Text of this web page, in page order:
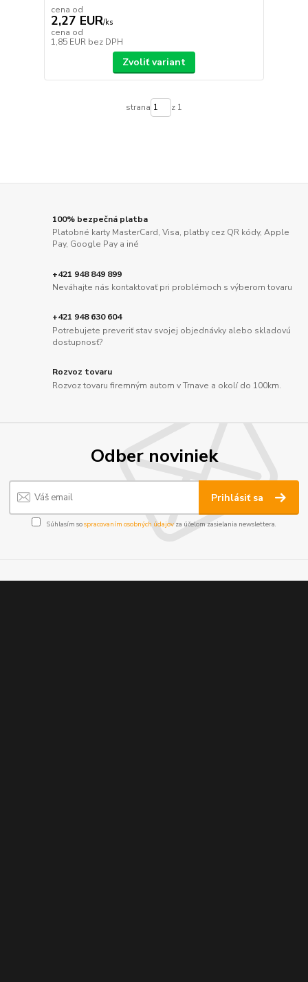
cena od
2,27 EUR/ks
cena od
1,85 EUR bez DPH
Zvoliť variant
strana z 1
100% bezpečná platba
Platobné karty MasterCard, Visa, platby cez QR kódy, Apple
Pay, Google Pay a iné
+421 948 849 899
Neváhajte nás kontaktovať pri problémoch s výberom tovaru
+421 948 630 604
Potrebujete preveriť stav svojej objednávky alebo skladovú
dostupnosť?
Rozvoz tovaru
Rozvoz tovaru firemným autom v Trnave a okolí do 100km.
Odber noviniek
Prihlásiť sa
Súhlasím sospracovaním osobných údajov za účelom zasielania newslettera.